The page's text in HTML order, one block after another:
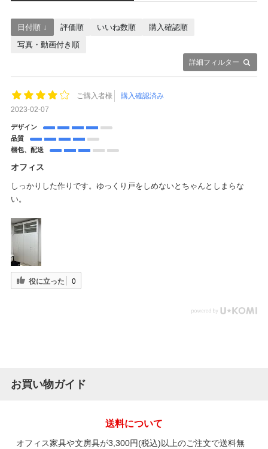
詳細フィルター
日付順 ↓ 評価順 いいね数順
購入確認順
写真・動画付き順
ご購入者様
購入確認済み
2023-02-07
デザイン
品質
梱包、配送
オフィス
しっかりした作りです。ゆっくり戸をしめないとちゃんとしまらな
い。
役に立った 0
お買い物ガイド
送料について
オフィス家具や文房具が3,300円(税込)以上のご注文で送料無